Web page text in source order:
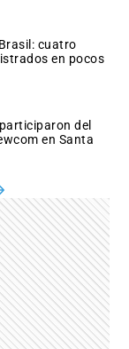
cuatro
en pocos
del
en Santa